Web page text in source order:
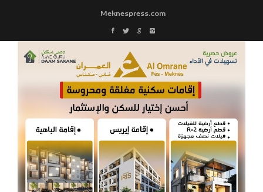
Meknespress.com